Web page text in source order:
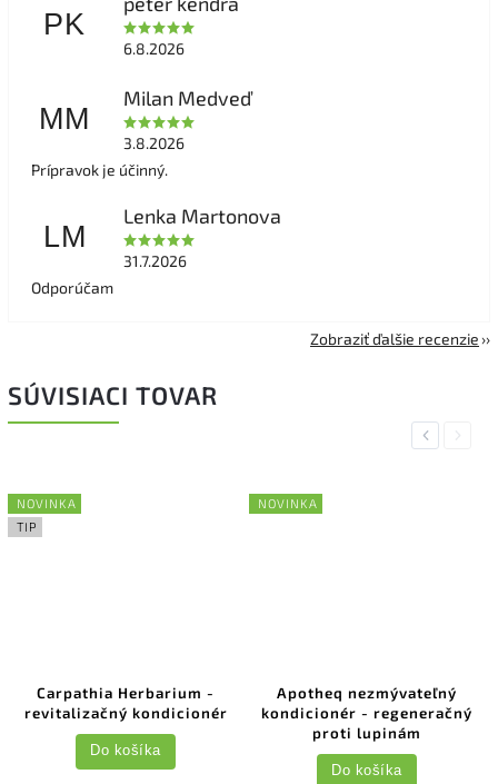
PK
6.8.2026
MM
Milan Medveď
3.8.2026
Prípravok je účinný.
LM
Lenka Martonova
31.7.2026
Odporúčam
Zobraziť ďalšie recenzie
SÚVISIACI TOVAR
Previous
NOVINKA
TIP
Carpathia Herbarium -
revitalizačný kondicionér
Do košíka
NOVINKA
Apotheq nezmývateľný
kondicionér - regeneračný
proti lupinám
Do košíka
Next